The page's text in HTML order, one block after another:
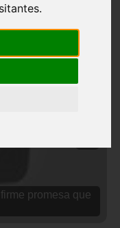
y mucho mas
promesa que